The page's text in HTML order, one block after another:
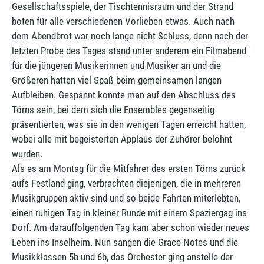
Gesellschaftsspiele, der Tischtennisraum und der Strand
boten für alle verschiedenen Vorlieben etwas. Auch nach
dem Abendbrot war noch lange nicht Schluss, denn nach der
letzten Probe des Tages stand unter anderem ein Filmabend
für die jüngeren Musikerinnen und Musiker an und die
Größeren hatten viel Spaß beim gemeinsamen langen
Aufbleiben. Gespannt konnte man auf den Abschluss des
Törns sein, bei dem sich die Ensembles gegenseitig
präsentierten, was sie in den wenigen Tagen erreicht hatten,
wobei alle mit begeisterten Applaus der Zuhörer belohnt
wurden.
Als es am Montag für die Mitfahrer des ersten Törns zurück
aufs Festland ging, verbrachten diejenigen, die in mehreren
Musikgruppen aktiv sind und so beide Fahrten miterlebten,
einen ruhigen Tag in kleiner Runde mit einem Spaziergag ins
Dorf. Am darauffolgenden Tag kam aber schon wieder neues
Leben ins Inselheim. Nun sangen die Grace Notes und die
Musikklassen 5b und 6b, das Orchester ging anstelle der